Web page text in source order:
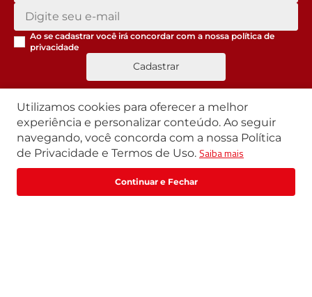
Fale com um especialista
Ao se cadastrar você irá concordar com a nossa política de
privacidade
Cadastrar
Segunda a Sexta | 07h42 às 17h30
Exceto feriados
WhatsApp:
loja@marte.com.br
Utilizamos cookies para oferecer a melhor
experiência e personalizar conteúdo. Ao seguir
navegando, você concorda com a nossa Política
de Privacidade e Termos de Uso. Saiba mais